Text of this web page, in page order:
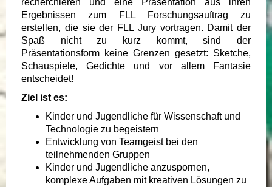
recherchieren und eine Präsentation aus ihren
Ergebnissen zum FLL Forschungsauftrag zu
erstellen, die sie der FLL Jury vortragen. Damit der
Spaß nicht zu kurz kommt, sind der
Präsentationsform keine Grenzen gesetzt: Sketche,
Schauspiele, Gedichte und vor allem Fantasie
entscheidet!
Ziel ist es:
Kinder und Jugendliche für Wissenschaft und
Technologie zu begeistern
Entwicklung von Teamgeist bei den
teilnehmenden Gruppen
Kinder und Jugendliche anzuspornen,
komplexe Aufgaben mit kreativen Lösungen zu